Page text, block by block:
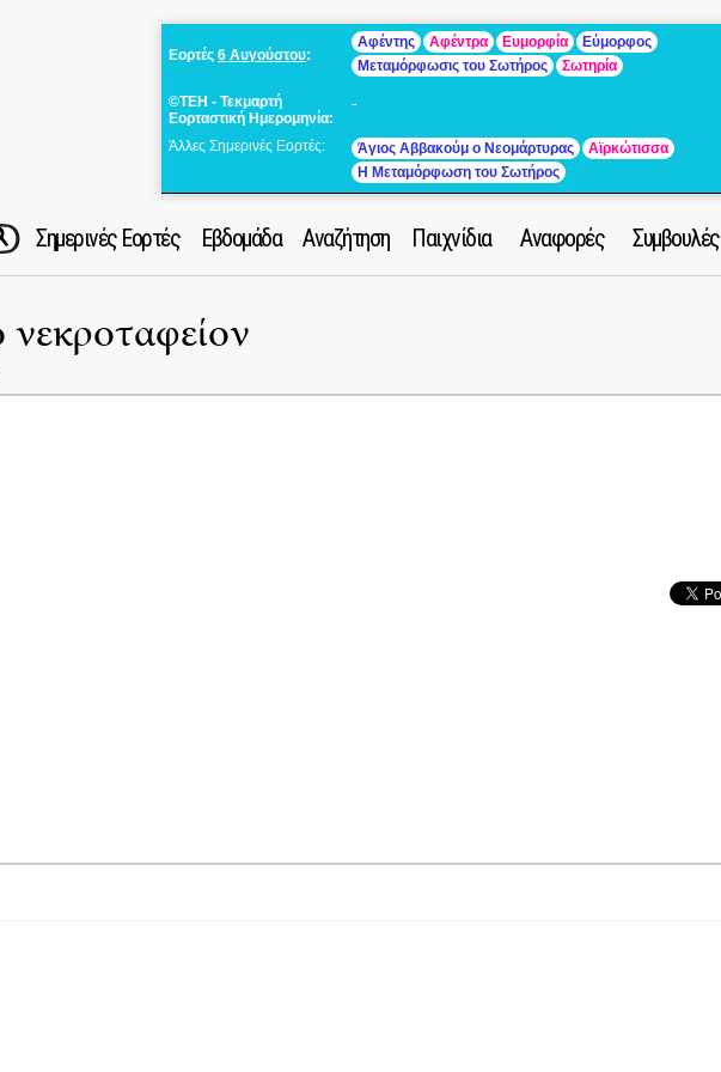
Εορτές 6 Αυγούστου:
Αφέντης Αφέντρα Ευμορφία
Εύμορφος
Μεταμόρφωσις του Σωτήρος
Σωτηρία
©ΤΕΗ - Τεκμαρτή
Εορταστική Ημερομηνία:
-
Άλλες Σημερινές Εορτές: Άγιος Αββακούμ ο Νεομάρτυρας
Αϊρκώτισσα
Η Μεταμόρφωση του Σωτήρος
Σημερινές Εορτές Εβδομάδα Αναζήτηση Παιχνίδια Αναφορές Συμβουλές
νεκροταφείον